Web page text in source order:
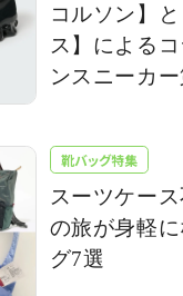
コルソン】
ス】による
ンスニーカ
靴バッグ特集
スーツケー
の旅が身軽
グ7選